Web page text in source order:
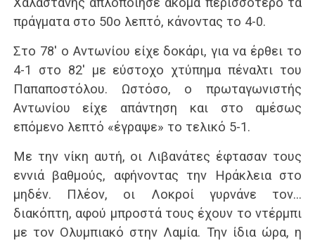
πράγματα στο 50ο λεπτό, κάνοντας το 4-0.
Στο 78′ ο Αντωνίου είχε δοκάρι, για να έρθει το
4-1 στο 82′ με εύστοχο χτύπημα πέναλτι του
Παπαποστόλου. Ωστόσο, ο πρωταγωνιστής
Αντωνίου είχε απάντηση και στο αμέσως
επόμενο λεπτό «έγραψε» το τελικό 5-1.
Με την νίκη αυτή, οι Λιβανάτες έφτασαν τους
εννιά βαθμούς, αφήνοντας την Ηράκλεια στο
μηδέν. Πλέον, οι Λοκροί γυρνάνε τον…
διακόπτη, αφού μπροστά τους έχουν το ντέρμπι
με τον Ολυμπιακό στην Λαμία. Την ίδια ώρα, η